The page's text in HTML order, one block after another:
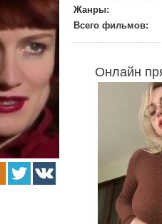
Жанры:
Всего фильмов:
Онлайн